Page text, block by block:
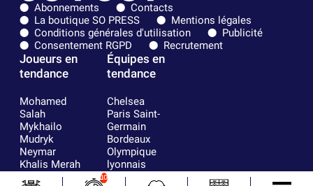
Abonnements
Contacts
La boutique SO PRESS
Mentions légales
Conditions générales d'utilisation
Publicité
Consentement RGPD
Recrutement
Joueurs en
tendance
Mohamed
Salah
Mykhailo
Mudryk
Neymar
Khalis Merah
Loïs Openda
Équipes en
tendance
Chelsea
Paris Saint-
Germain
Bordeaux
Olympique
lyonnais
FIFA
10